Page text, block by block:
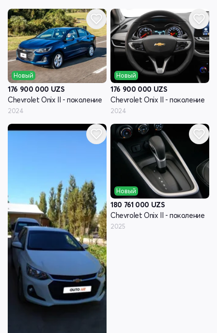
Новый
176 900 000 UZS
Chevrolet Onix II - поколение
2024
Новый
176 900 000 UZS
Chevrolet Onix II - поколение
2024
Новый
180 761 000 UZS
Chevrolet Onix II - поколение
2025